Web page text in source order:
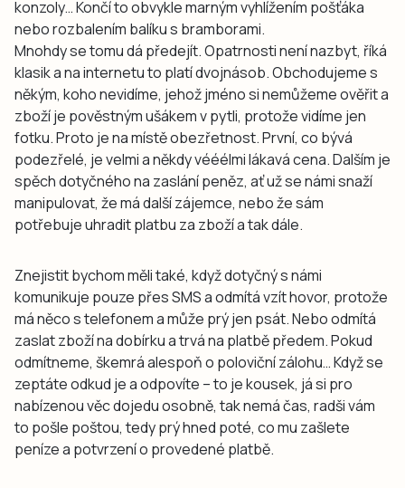
konzoly… Končí to obvykle marným vyhlížením pošťáka
nebo rozbalením balíku s bramborami.
Mnohdy se tomu dá předejít. Opatrnosti není nazbyt, říká
klasik a na internetu to platí dvojnásob. Obchodujeme s
někým, koho nevidíme, jehož jméno si nemůžeme ověřit a
zboží je pověstným ušákem v pytli, protože vidíme jen
fotku. Proto je na místě obezřetnost. První, co bývá
podezřelé, je velmi a někdy vééélmi lákavá cena. Dalším je
spěch dotyčného na zaslání peněz, ať už se námi snaží
manipulovat, že má další zájemce, nebo že sám
potřebuje uhradit platbu za zboží a tak dále.
Znejistit bychom měli také, když dotyčný s námi
komunikuje pouze přes SMS a odmítá vzít hovor, protože
má něco s telefonem a může prý jen psát. Nebo odmítá
zaslat zboží na dobírku a trvá na platbě předem. Pokud
odmítneme, škemrá alespoň o poloviční zálohu… Když se
zeptáte odkud je a odpovíte – to je kousek, já si pro
nabízenou věc dojedu osobně, tak nemá čas, radši vám
to pošle poštou, tedy prý hned poté, co mu zašlete
peníze a potvrzení o provedené platbě.